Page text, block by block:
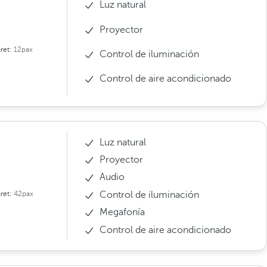
12pax
Luz natural
Proyector
Control de iluminación
Control de aire acondicionado
42pax
Luz natural
Proyector
Audio
Control de iluminación
Megafonía
Control de aire acondicionado